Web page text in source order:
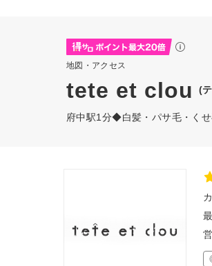
地図・アクセス
tete et clou (
府中駅1分◆白髪・パサ毛・く